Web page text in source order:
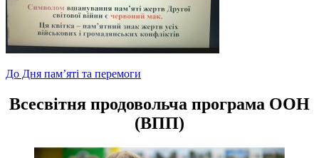
Навігація
записів
До Дня пам’яті та перемоги
Всесвітня продовольча програма ООН
(ВПП)